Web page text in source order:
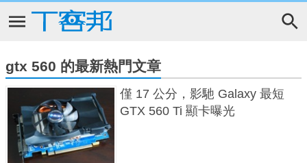
gtx 560 的最新熱門文章
僅 17 公分，影馳 Galaxy 最短
GTX 560 Ti 顯卡曝光